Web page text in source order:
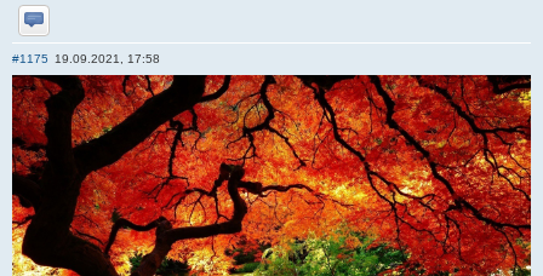
Отправить личное сообщение
#1175 19.09.2021, 17:58